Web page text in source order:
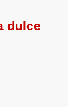
dulce